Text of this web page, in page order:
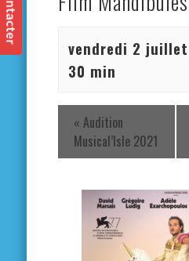
vendredi 2
30 min
« Audition
Musical’Isle 2021